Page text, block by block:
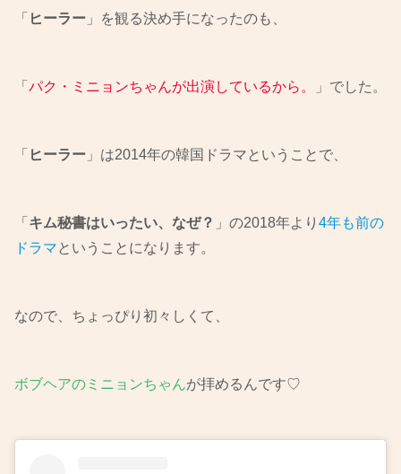
「 ヒーラー 」を観る決め手になったのも、
「 パク・ミニョンちゃんが出演しているから。 」でした。
「 ヒーラー 」は2014年の韓国ドラマということで、
「 キム秘書はいったい、なぜ？ 」の2018年より 4年も前の
ドラマということになります。
なので、ちょっぴり初々しくて、
ボブヘアのミニョンちゃんが拝めるんです♡